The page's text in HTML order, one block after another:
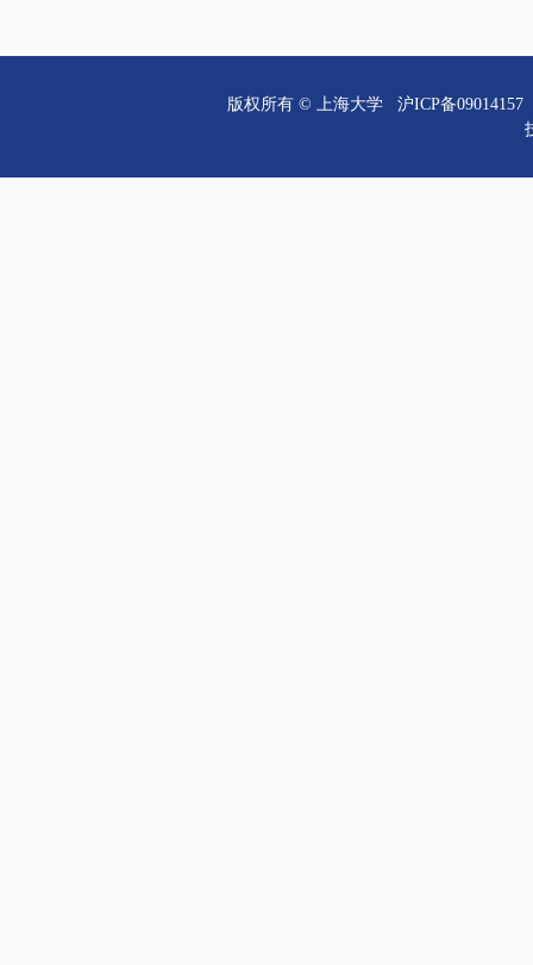
版权所有 © 上海大学
沪ICP备09014157